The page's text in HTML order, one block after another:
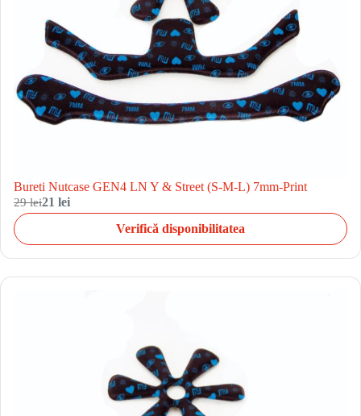
Bureti Nutcase GEN4 LN Y & Street (S-M-L) 7mm-Print
29 lei21 lei
Verifică disponibilitatea